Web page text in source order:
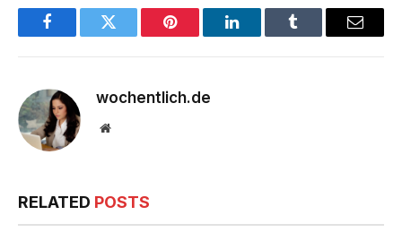
FacebookTwitter Pinterest LinkedInTumblr Email
wochentlich.de
Website
RELATED POSTS